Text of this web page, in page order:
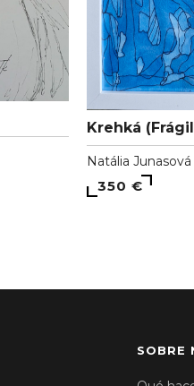
Krehká
Natália Junasová
350 €
SOBRE